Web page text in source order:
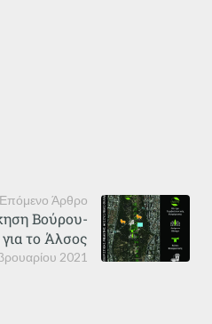
Επόμενο Άρθρο
2021
Βούρου-
το Άλσος